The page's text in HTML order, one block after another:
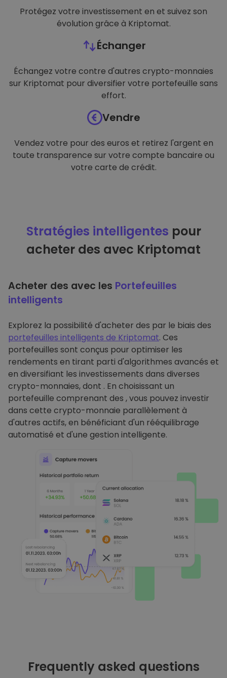
Protégez votre investissement en et suivez son
évolution grâce à Kriptomat.
Échanger
Échangez votre contre d'autres crypto-monnaies
sur Kriptomat pour diversifier votre portefeuille sans
effort.
Vendre
Vendez votre pour des euros et retirez l'argent en
toute transparence sur votre compte bancaire ou
votre carte de crédit.
Stratégies intelligentes pour
acheter des avec Kriptomat
Acheter des avec les Portefeuilles
intelligents
Explorez la possibilité d'acheter des par le biais des
portefeuilles intelligents de Kriptomat. Ces
portefeuilles sont conçus pour optimiser les
rendements en tirant parti d'algorithmes avancés et
en diversifiant les investissements dans diverses
crypto-monnaies, dont . En choisissant un
portefeuille comprenant des , vous pouvez investir
dans cette crypto-monnaie parallèlement à
d'autres actifs, en bénéficiant d'un rééquilibrage
automatisé et d'une gestion intelligente.
Frequently asked questions